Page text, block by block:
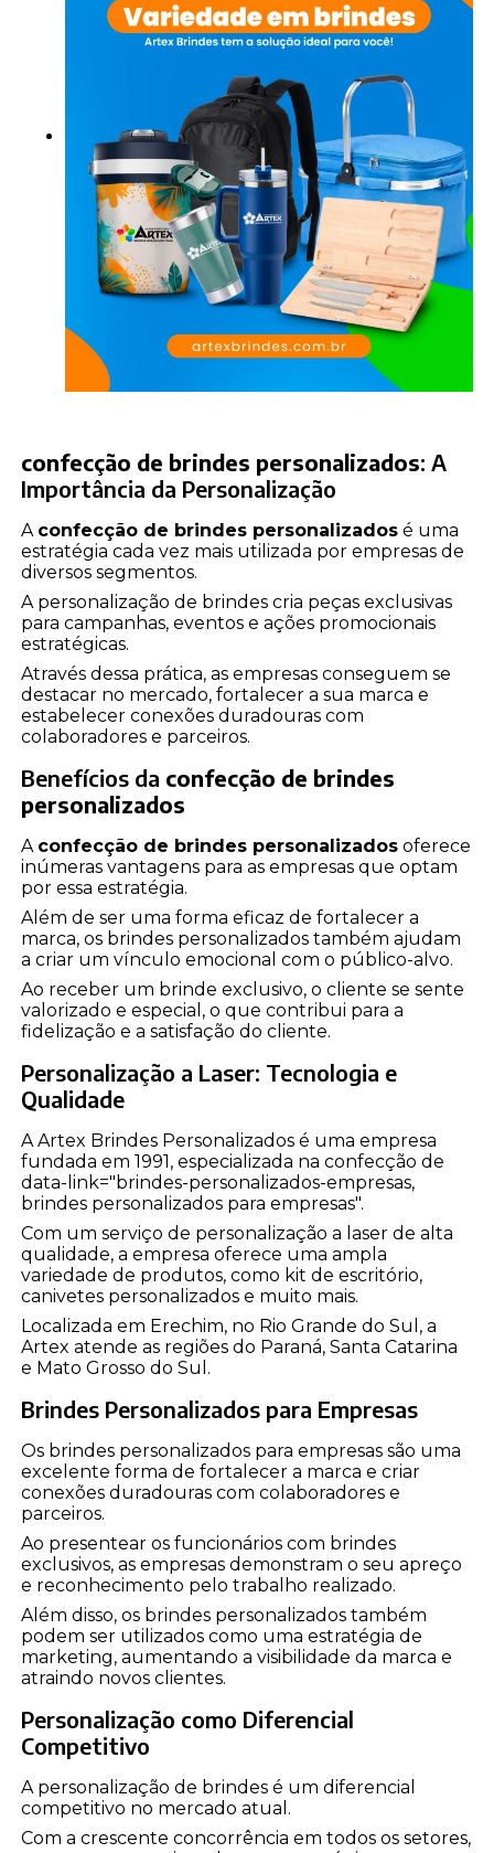
confecção de brindes personalizados: A
Importância da Personalização
A confecção de brindes personalizados é uma
estratégia cada vez mais utilizada por empresas de
diversos segmentos.
A personalização de brindes cria peças exclusivas
para campanhas, eventos e ações promocionais
estratégicas.
Através dessa prática, as empresas conseguem se
destacar no mercado, fortalecer a sua marca e
estabelecer conexões duradouras com
colaboradores e parceiros.
Benefícios da confecção de brindes
personalizados
A confecção de brindes personalizados oferece
inúmeras vantagens para as empresas que optam
por essa estratégia.
Além de ser uma forma eficaz de fortalecer a
marca, os brindes personalizados também ajudam
a criar um vínculo emocional com o público-alvo.
Ao receber um brinde exclusivo, o cliente se sente
valorizado e especial, o que contribui para a
fidelização e a satisfação do cliente.
Personalização a Laser: Tecnologia e
Qualidade
A Artex Brindes Personalizados é uma empresa
fundada em 1991, especializada na confecção de
data-link="brindes-personalizados-empresas,
brindes personalizados para empresas".
Com um serviço de personalização a laser de alta
qualidade, a empresa oferece uma ampla
variedade de produtos, como kit de escritório,
canivetes personalizados e muito mais.
Localizada em Erechim, no Rio Grande do Sul, a
Artex atende as regiões do Paraná, Santa Catarina
e Mato Grosso do Sul.
Brindes Personalizados para Empresas
Os brindes personalizados para empresas são uma
excelente forma de fortalecer a marca e criar
conexões duradouras com colaboradores e
parceiros.
Ao presentear os funcionários com brindes
exclusivos, as empresas demonstram o seu apreço
e reconhecimento pelo trabalho realizado.
Além disso, os brindes personalizados também
podem ser utilizados como uma estratégia de
marketing, aumentando a visibilidade da marca e
atraindo novos clientes.
Personalização como Diferencial
Competitivo
A personalização de brindes é um diferencial
competitivo no mercado atual.
Com a crescente concorrência em todos os setores,